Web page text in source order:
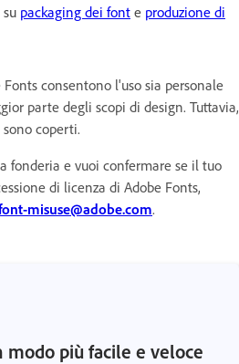
packaging dei font e produzione di
Fonts consentono l'uso sia personale
parte degli scopi di design. Tuttavia,
coperti.
fonderia e vuoi confermare se il tuo
di licenza di Adobe Fonts,
misuse@adobe.com.
più facile e veloce